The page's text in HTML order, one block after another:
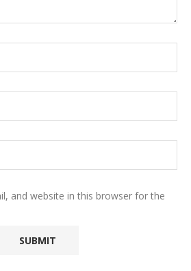
and website in this browser for the